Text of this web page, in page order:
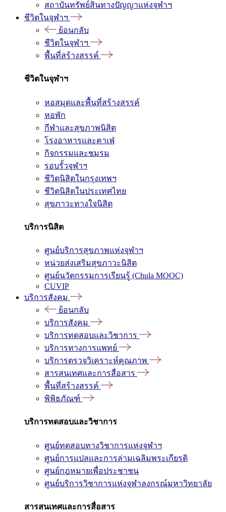
สถาบันทรัพย์สินทางปัญญาแห่งจุฬาฯ
ชีวิตในจุฬาฯ
ย้อนกลับ
ชีวิตในจุฬาฯ
พื้นที่สร้างสรรค์
ชีวิตในจุฬาฯ
หอสมุดและพื้นที่สร้างสรรค์
หอพัก
กีฬาและสุขภาพนิสิต
โรงอาหารและคาเฟ่
กิจกรรมและชมรม
รอบรั้วจุฬาฯ
ชีวิตนิสิตในกรุงเทพฯ
ชีวิตนิสิตในประเทศไทย
สุขภาวะทางใจนิสิต
บริการนิสิต
ศูนย์บริการสุขภาพแห่งจุฬาฯ
หน่วยส่งเสริมสุขภาวะนิสิต
ศูนย์นวัตกรรมการเรียนรู้ (Chula MOOC)
CUVIP
บริการสังคม
ย้อนกลับ
บริการสังคม
บริการทดสอบและวิชาการ
บริการทางการแพทย์
บริการตรวจวิเคราะห์คุณภาพ
สารสนเทศและการสื่อสาร
พื้นที่สร้างสรรค์
พิพิธภัณฑ์
บริการทดสอบและวิชาการ
ศูนย์ทดสอบทางวิชาการแห่งจุฬาฯ
ศูนย์การแปลและการล่ามเฉลิมพระเกียรติ
ศูนย์กฎหมายเพื่อประชาชน
ศูนย์บริการวิชาการแห่งจุฬาลงกรณ์มหาวิทยาลัย
สารสนเทศและการสื่อสาร